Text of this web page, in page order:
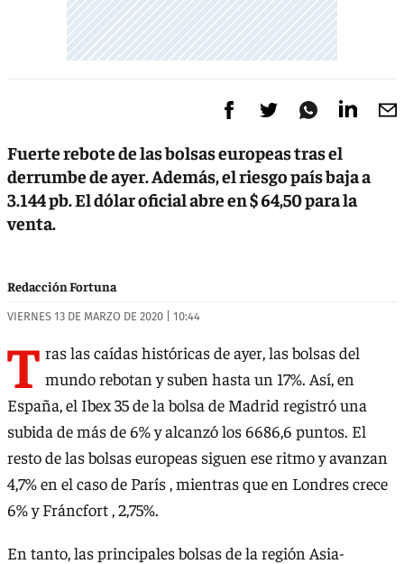
Fuerte rebote de las bolsas europeas tras el
derrumbe de ayer. Además, el riesgo país baja a
3.144 pb. El dólar oficial abre en $ 64,50 para la
venta.
Redacción Fortuna
VIERNES 13 DE MARZO DE 2020 | 10:44
T ras las caídas históricas de ayer, las bolsas del
mundo rebotan y suben hasta un 17%. Así, en
España, el Ibex 35 de la bolsa de Madrid registró una
subida de más de 6% y alcanzó los 6686,6 puntos. El
resto de las bolsas europeas siguen ese ritmo y avanzan
4,7% en el caso de París , mientras que en Londres crece
6% y Fráncfort , 2,75%.
En tanto, las principales bolsas de la región Asia-